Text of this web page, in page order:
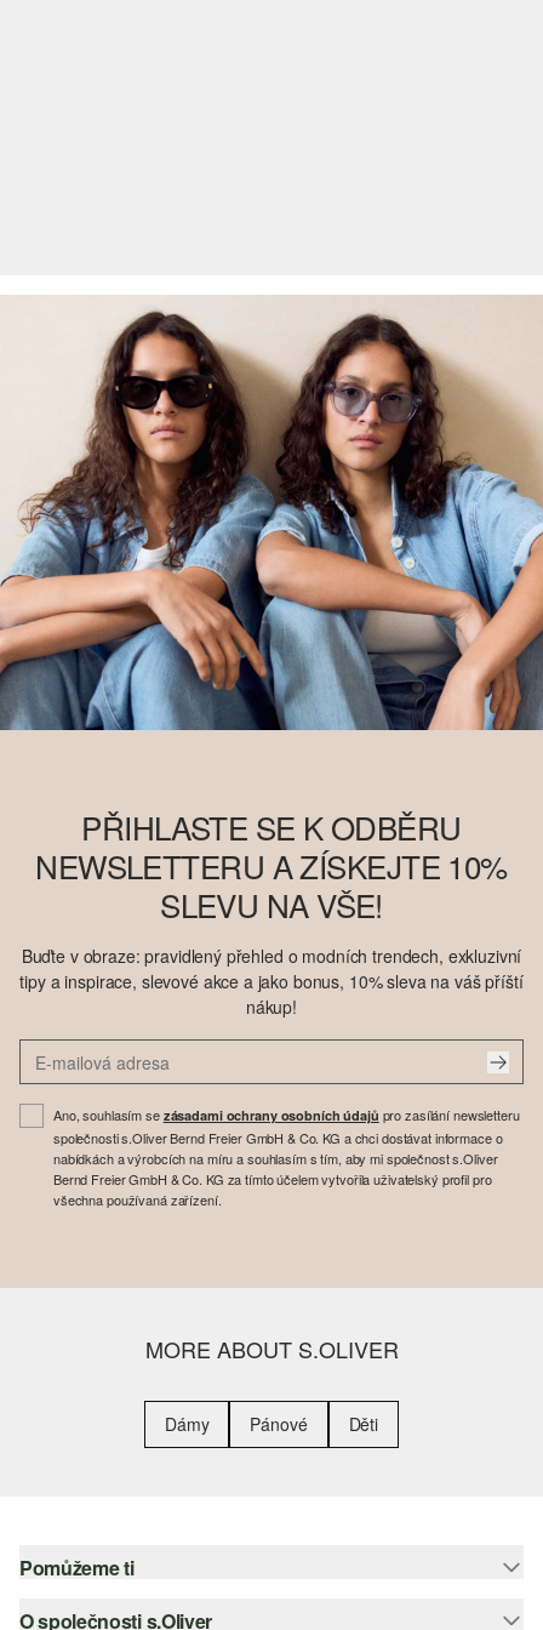
PŘIHLASTE SE K ODBĚRU
NEWSLETTERU A ZÍSKEJTE 10%
SLEVU NA VŠE!
Buďte v obraze: pravidlený přehled o modních trendech, exkluzivní
tipy a inspirace, slevové akce a jako bonus, 10% sleva na váš příští
nákup!
Ano, souhlasím se zásadami ochrany osobních údajů pro zasílání newsletteru
společnosti s.Oliver Bernd Freier GmbH & Co. KG a chci dostávat informace o
nabídkách a výrobcích na míru a souhlasím s tím, aby mi společnost s.Oliver
Bernd Freier GmbH & Co. KG za tímto účelem vytvořila uživatelský profil pro
všechna používaná zařízení.
MORE ABOUT S.OLIVER
Dámy Pánové Děti
Pomůžeme ti
Nápověda – často kladené otázky
O společnosti s.Oliver